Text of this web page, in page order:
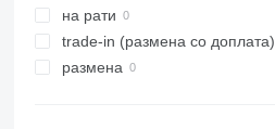
на рати
trade-in (размена со доплата)
размена